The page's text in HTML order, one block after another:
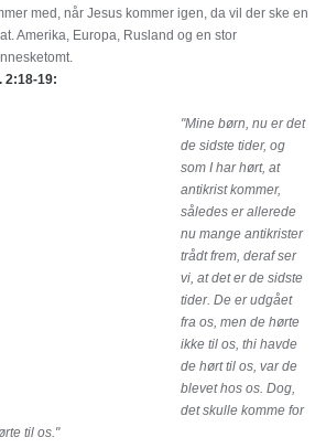
med, når Jesus kommer igen, da vil der ske en
Amerika, Europa, Rusland og en stor
2:18-19:
"Mine børn, nu er det
de sidste tider, og
som I har hørt, at
antikrist kommer,
således er allerede
nu mange antikrister
trådt frem, deraf ser
vi, at det er de sidste
tider. De er udgået
fra os, men de hørte
ikke til os, thi havde
de hørt til os, var de
blevet hos os. Dog,
det skulle komme for
til os."